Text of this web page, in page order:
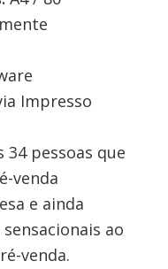
Impresso
34 pessoas que
venda
e ainda
ao
venda.